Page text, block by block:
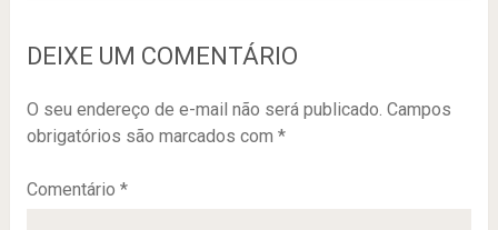
DEIXE UM COMENTÁRIO
O seu endereço de e-mail não será publicado. Campos
obrigatórios são marcados com *
Comentário *